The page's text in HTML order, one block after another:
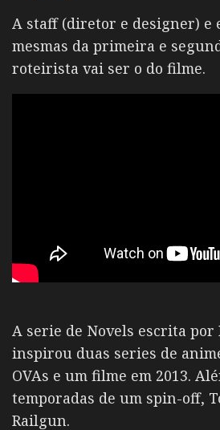
A staff (diretor e designer) e
mesmas da primeira e
roteirista vai ser o do filme.
A serie de Novels escrita por
inspirou duas series de
OVAs e um filme em 2013.
temporadas de um spin-off,
Railgun.